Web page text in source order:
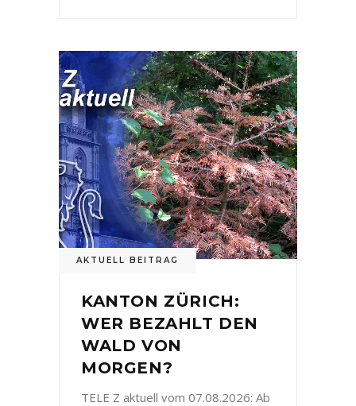
AKTUELL BEITRAG
KANTON ZÜRICH:
WER BEZAHLT DEN
WALD VON
MORGEN?
TELE Z aktuell vom 07.08.2026: Ab